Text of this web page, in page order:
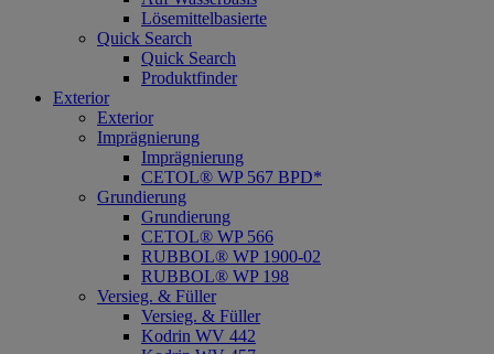
Lösemittelbasierte
Quick Search
Quick Search
Produktfinder
Exterior
Exterior
Imprägnierung
Imprägnierung
CETOL® WP 567 BPD*
Grundierung
Grundierung
CETOL® WP 566
RUBBOL® WP 1900-02
RUBBOL® WP 198
Versieg. & Füller
Versieg. & Füller
Kodrin WV 442